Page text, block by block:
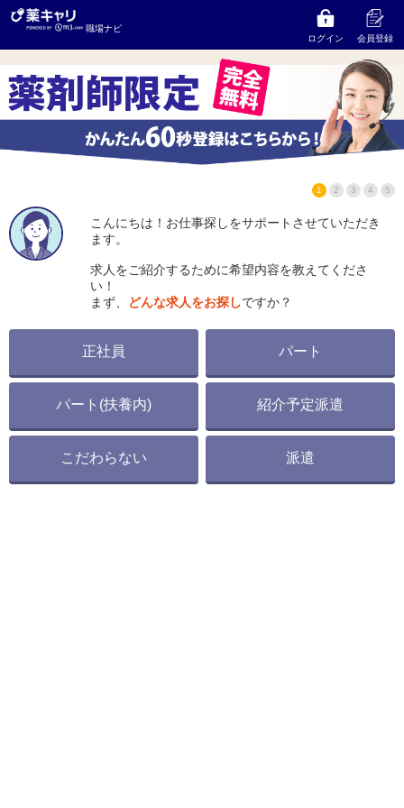
職場ナビ
ログイン
会員登録
トキグループ 有限会社西泉薬局
の求人をお探しならコ
ンサルタントにご相談ください
1 2 3 4 5
こんにちは！お仕事探しをサポートさせていただき
ます。
求人をご紹介するために希望内容を教えてくださ
い！
まず、
どんな求人をお探しですか？
正社員 パート
パート(扶養内) 紹介予定派遣
こだわらない 派遣